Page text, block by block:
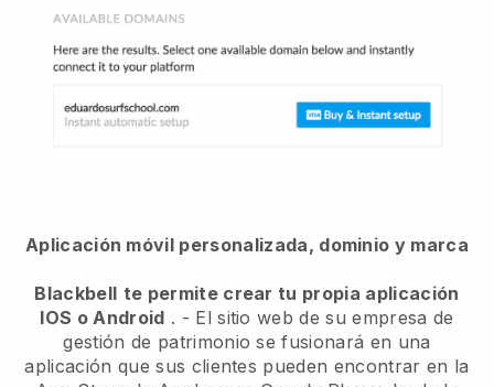
Aplicación móvil personalizada, dominio y marca
Blackbell te permite crear tu propia aplicación
IOS o Android . - El sitio web de su empresa de
gestión de patrimonio se fusionará en una
aplicación que sus clientes pueden encontrar en la